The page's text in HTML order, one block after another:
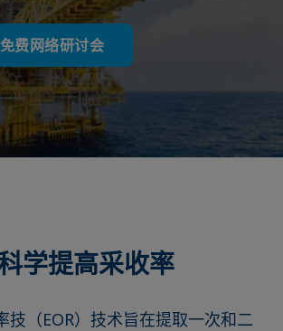
费网络研讨会
学提高采收率
技（EOR）技术旨在提取一次和二